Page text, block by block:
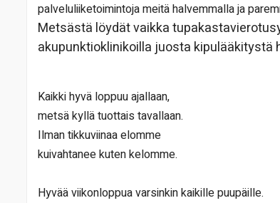
palveluliiketoimintoja meitä halvemmalla ja
Metsästä löydät vaikka
akupunktioklinikoilla juosta kipulääkitystä
Kaikki hyvä loppuu ajallaan,
metsä kyllä tuottais tavallaan.
Ilman tikkuviinaa elomme
kuivahtanee kuten kelomme.
Hyvää viikonloppua varsinkin kaikille puupäille.